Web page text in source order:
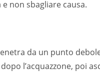
non sbagliare causa.
da un punto
l’acquazzone, poi